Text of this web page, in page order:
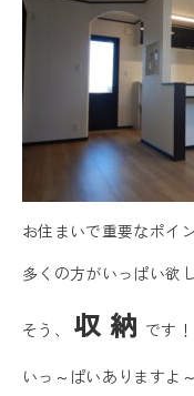
お住まいで重要なポイ
多くの方がいっぱい欲
そう、収 納 です！
いっ～ぱいありますよ